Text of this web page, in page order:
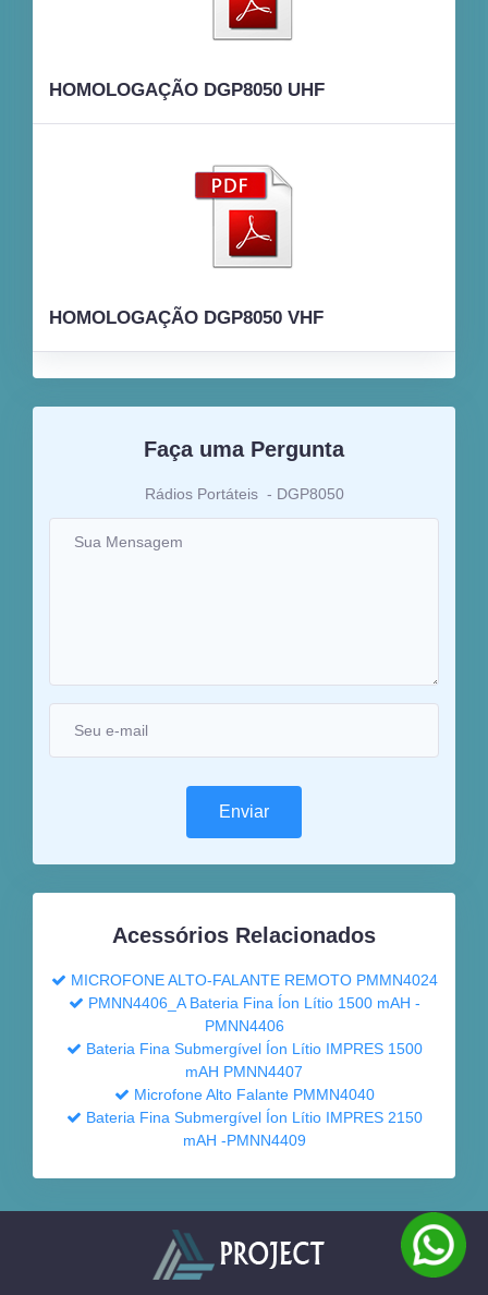
HOMOLOGAÇÃO DGP8050 UHF
HOMOLOGAÇÃO DGP8050 VHF
Faça uma Pergunta
Rádios Portáteis - DGP8050
Acessórios Relacionados
MICROFONE ALTO-FALANTE REMOTO PMMN4024
PMNN4406_A Bateria Fina Íon Lítio 1500 mAH -
PMNN4406
Bateria Fina Submergível Íon Lítio IMPRES 1500
mAH PMNN4407
Microfone Alto Falante PMMN4040
Bateria Fina Submergível Íon Lítio IMPRES 2150
mAH -PMNN4409